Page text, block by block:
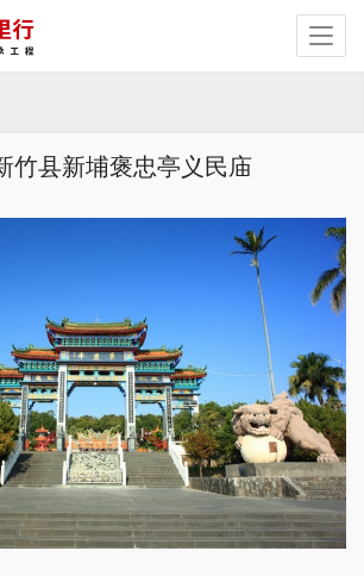
竹县新埔褒忠亭义民庙